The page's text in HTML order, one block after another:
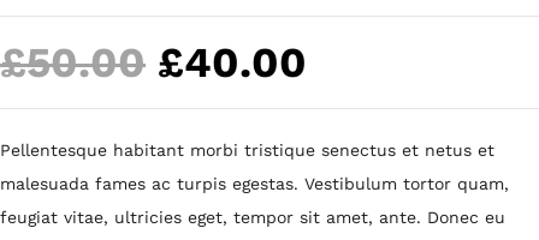
Rated
of 5
based on
3
customer
£50.00 Original
price
was:
£50.00.
£40.00
price
is:
£40.00.
Pellentesque habitant morbi tristique senectus et netus et
malesuada fames ac turpis egestas. Vestibulum tortor quam,
feugiat vitae, ultricies eget, tempor sit amet, ante. Donec eu